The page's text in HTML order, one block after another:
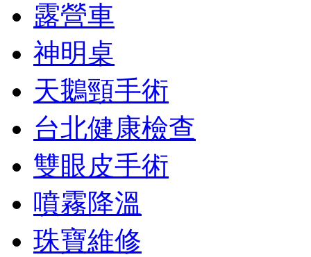
露營車
神明桌
天鵝頸手術
台北健康檢查
雙眼皮手術
噴霧降溫
珠寶維修